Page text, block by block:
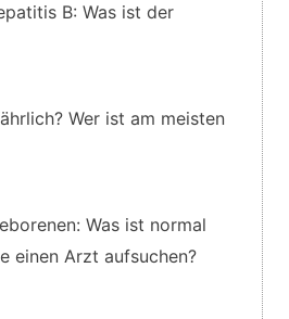
B: Was ist der
Wer ist am meisten
Was ist normal
einen Arzt aufsuchen?